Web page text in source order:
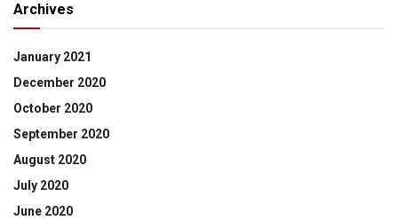
Archives
January 2021
December 2020
October 2020
September 2020
August 2020
July 2020
June 2020